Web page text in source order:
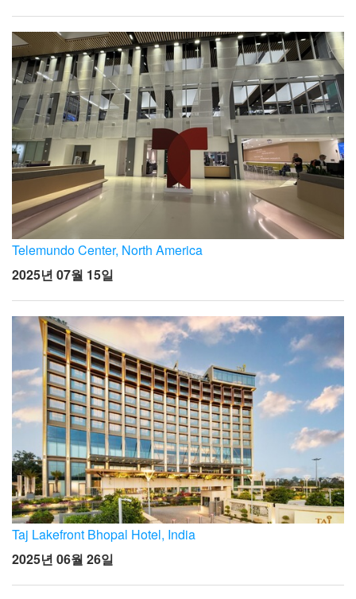
Telemundo Center, North America
2025년 07월 15일
Taj Lakefront Bhopal Hotel, India
2025년 06월 26일